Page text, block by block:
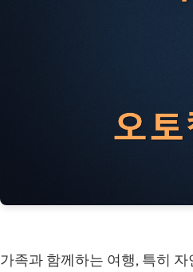
가족과 함께하는 여행, 특히